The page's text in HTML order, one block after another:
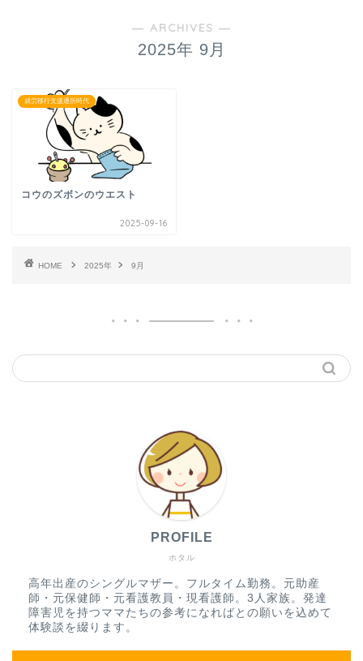
― ARCHIVES ―
2025年 9月
就労移行支援通所時代
コウのズボンのウエスト
2025-09-16
HOME 2025年 9月
ホタル
PROFILE
高年出産のシングルマザー。フルタイム勤務。元助産
師・元保健師・元看護教員・現看護師。3人家族。発達
障害児を持つママたちの参考になればとの願いを込めて
体験談を綴ります。